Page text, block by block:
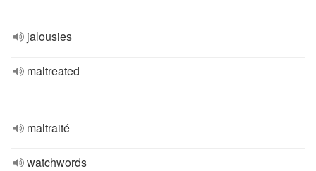
jalousies
maltreated
maltraité
watchwords